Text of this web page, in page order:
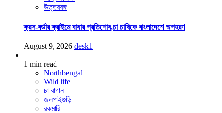
উত্তরবঙ্গ
ক্রস-বর্ডার ক্রাইমে বাধার প্রতিশোধ,চা চাষিকে বাংলাদেশে অপহরণ
August 9, 2026 desk1
1 min read
Northbengal
Wild life
চা বাগান
জলপাইগুড়ি
রকমারি